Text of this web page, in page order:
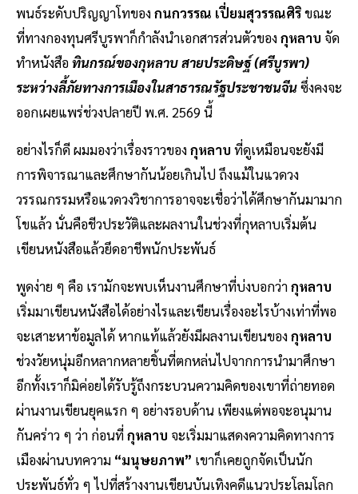
พนธ์ระดับปริญญาโทของกนกวรรณ เปี่ยมสุวรรณศิริขณะ
ที่ทางกองทุนศรีบูรพาก็กำลังนำเอกสารส่วนตัวของกุหลาบ จัด
ทำหนังสือทินกรณ์ของกุหลาบ สายประดิษฐ์ (ศรีบูรพา)
ระหว่างลี้ภัยทางการเมืองในสาธารณรัฐประชาชนจีนซึ่งคงจะ
ออกเผยแพร่ช่วงปลายปี พ.ศ. 2569 นี้
อย่างไรก็ดี ผมมองว่าเรื่องราวของกุหลาบ ที่ดูเหมือนจะยังมี
การพิจารณาและศึกษากันน้อยเกินไป ถึงแม้ในแวดวง
วรรณกรรมหรือแวดวงวิชาการอาจจะเชื่อว่าได้ศึกษากันมามาก
โขแล้ว นั่นคือชีวประวัติและผลงานในช่วงที่กุหลาบเริ่มต้น
เขียนหนังสือแล้วยึดอาชีพนักประพันธ์
พูดง่าย ๆ คือ เรามักจะพบเห็นงานศึกษาที่บ่งบอกว่ากุหลาบ
เริ่มมาเขียนหนังสือได้อย่างไรและเขียนเรื่องอะไรบ้างเท่าที่พอ
จะเสาะหาข้อมูลได้ หากแท้แล้วยังมีผลงานเขียนของกุหลาบ
ช่วงวัยหนุ่มอีกหลากหลายชิ้นที่ตกหล่นไปจากการนำมาศึกษา
อีกทั้งเราก็มิค่อยได้รับรู้ถึงกระบวนความคิดของเขาที่ถ่ายทอด
ผ่านงานเขียนยุคแรก ๆ อย่างรอบด้าน เพียงแต่พอจะอนุมาน
กันคร่าว ๆ ว่า ก่อนที่กุหลาบ จะเริ่มมาแสดงความคิดทางการ
เมืองผ่านบทความ “มนุษยภาพ” เขาก็เคยถูกจัดเป็นนัก
ประพันธ์ทั่ว ๆ ไปที่สร้างงานเขียนบันเทิงคดีแนวประโลมโลก